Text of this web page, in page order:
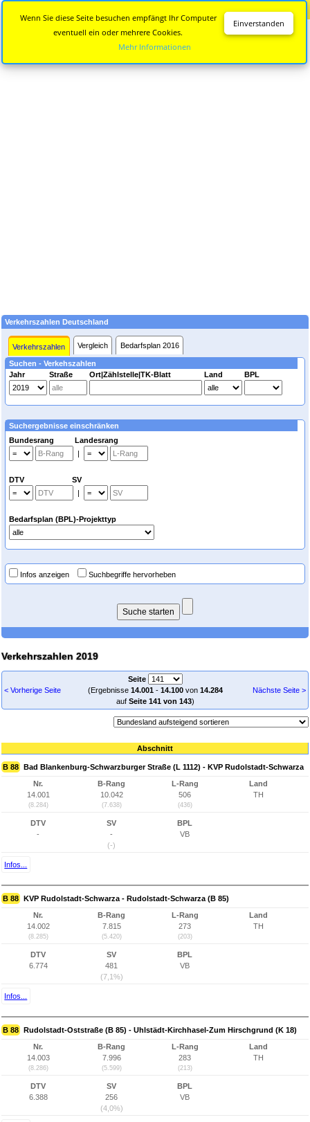
Verkehrszahlen Deutschland
Verkehrszahlen Vergleich Bedarfsplan 2016
Suchen - Verkehszahlen
Jahr
Straße Ort|Zählstelle|TK-Blatt Land BPL
Suchergebnisse einschränken
Bundesrang Landesrang
|
DTV SV
|
Bedarfsplan (BPL)-Projekttyp
Infos anzeigen Suchbegriffe hervorheben
Verkehrszahlen 2019
< Vorherige Seite
Seite
(Ergebnisse 14.001- 14.100von 14.284
auf Seite 141 von 143)
Nächste Seite >
Abschnitt
B 88 Bad Blankenburg-Schwarzburger Straße (L 1112) - KVP Rudolstadt-Schwarza
Nr.
14.001
(8.284)
B-Rang
10.042
(7.638)
L-Rang
506
(436)
Land
TH
DTV
-
SV
-
(-)
BPL
VB
Infos...
B 88 KVP Rudolstadt-Schwarza - Rudolstadt-Schwarza (B 85)
Nr.
14.002
(8.285)
B-Rang
7.815
(5.420)
L-Rang
273
(203)
Land
TH
DTV
6.774
SV
481
(7,1%)
BPL
VB
Infos...
B 88 Rudolstadt-Oststraße (B 85) - Uhlstädt-Kirchhasel-Zum Hirschgrund (K 18)
Nr.
14.003
(8.286)
B-Rang
7.996
(5.599)
L-Rang
283
(213)
Land
TH
DTV
6.388
SV
256
(4,0%)
BPL
VB
Einverstanden
Wenn Sie diese Seite besuchen empfängt Ihr Computer
eventuell ein oder mehrere Cookies.
Mehr Informationen